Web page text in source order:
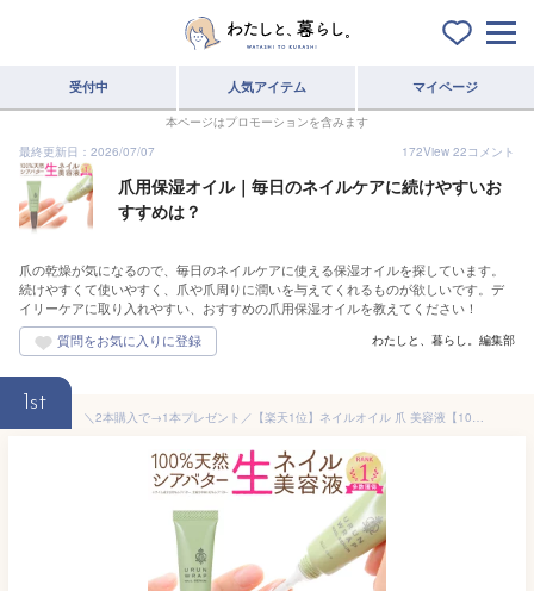
受付中 人気アイテム マイページ
本ページはプロモーションを含みます
最終更新日：2026/07/07
172View 22コメント
爪用保湿オイル｜毎日のネイルケアに続けやすいお
すすめは？
爪の乾燥が気になるので、毎日のネイルケアに使える保湿オイルを探しています。
続けやすくて使いやすく、爪や爪周りに潤いを与えてくれるものが欲しいです。デ
イリーケアに取り入れやすい、おすすめの爪用保湿オイルを教えてください！
わたしと、暮らし。編集部
1st
＼2本購入で→1本プレゼント／【楽天1位】ネイルオイル 爪 美容液【100% シアバター ウルンラップ ネイル美容液】ネイルオイル ペンタイプ ネイルケア キューティクルオイル ペン 爪 オイル 甘皮 ケア 乾燥 割れ 補修 割れ爪 二枚爪 ささくれ